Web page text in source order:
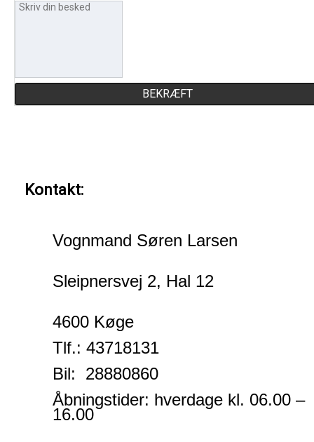
BEKRÆFT
Kontakt:
Vognmand Søren Larsen
Sleipnersvej 2, Hal 12
4600 Køge
Tlf.: 43718131
Bil: 28880860
Åbningstider: hverdage kl. 06.00 –
16.00